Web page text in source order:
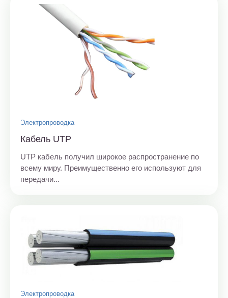
Электропроводка
Кабель UTP
UTP кабель получил широкое распространение по
всему миру. Преимущественно его используют для
передачи...
Электропроводка